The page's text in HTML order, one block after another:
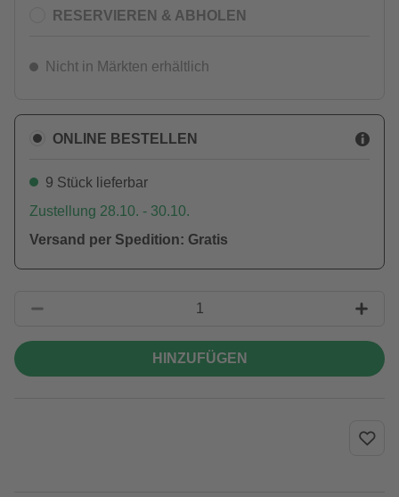
RESERVIEREN & ABHOLEN
Nicht in Märkten erhältlich
ONLINE BESTELLEN
9 Stück lieferbar
Zustellung 28.10. - 30.10.
Versand per Spedition: Gratis
HINZUFÜGEN